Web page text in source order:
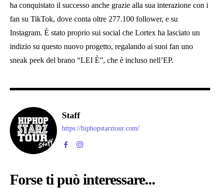
ha conquistato il successo anche grazie alla sua interazione con i
fan su TikTok, dove conta oltre 277.100 follower, e su
Instagram. È stato proprio sui social che Lortex ha lasciato un
indizio su questo nuovo progetto, regalando ai suoi fan uno
sneak peek del brano “LEI È”, che è incluso nell’EP.
Staff
https://hiphopstarztour.com/
Forse ti può interessare...